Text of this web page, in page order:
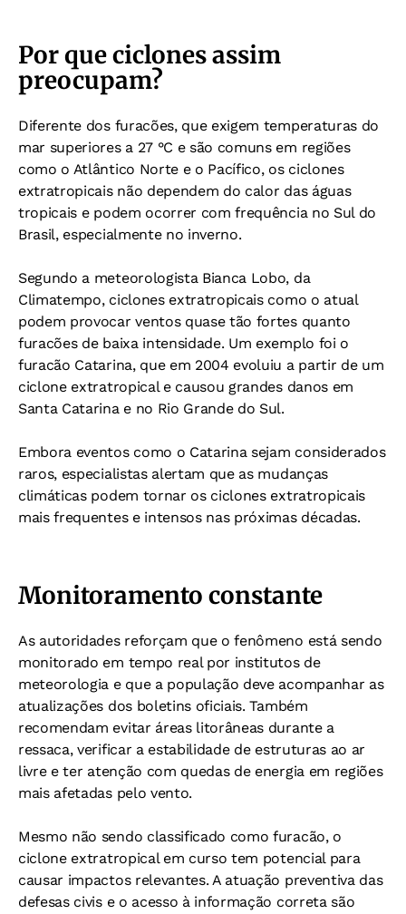
Por que ciclones assim
preocupam?
Diferente dos furacões, que exigem temperaturas do
mar superiores a 27 °C e são comuns em regiões
como o Atlântico Norte e o Pacífico, os ciclones
extratropicais não dependem do calor das águas
tropicais e podem ocorrer com frequência no Sul do
Brasil, especialmente no inverno.
Segundo a meteorologista Bianca Lobo, da
Climatempo, ciclones extratropicais como o atual
podem provocar ventos quase tão fortes quanto
furacões de baixa intensidade. Um exemplo foi o
furacão Catarina, que em 2004 evoluiu a partir de um
ciclone extratropical e causou grandes danos em
Santa Catarina e no Rio Grande do Sul.
Embora eventos como o Catarina sejam considerados
raros, especialistas alertam que as mudanças
climáticas podem tornar os ciclones extratropicais
mais frequentes e intensos nas próximas décadas.
Monitoramento constante
As autoridades reforçam que o fenômeno está sendo
monitorado em tempo real por institutos de
meteorologia e que a população deve acompanhar as
atualizações dos boletins oficiais. Também
recomendam evitar áreas litorâneas durante a
ressaca, verificar a estabilidade de estruturas ao ar
livre e ter atenção com quedas de energia em regiões
mais afetadas pelo vento.
Mesmo não sendo classificado como furacão, o
ciclone extratropical em curso tem potencial para
causar impactos relevantes. A atuação preventiva das
defesas civis e o acesso à informação correta são